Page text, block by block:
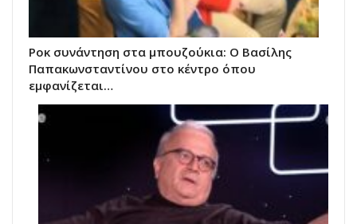
Ροκ συνάντηση στα μπουζούκια: Ο Βασίλης
Παπακωνσταντίνου στο κέντρο όπου
εμφανίζεται…